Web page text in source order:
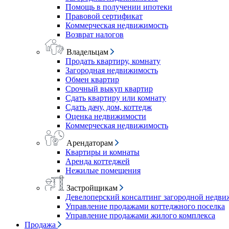
Помощь в получении ипотеки
Правовой сертификат
Коммерческая недвижимость
Возврат налогов
Владельцам
Продать квартиру, комнату
Загородная недвижимость
Обмен квартир
Срочный выкуп квартир
Сдать квартиру или комнату
Сдать дачу, дом, коттедж
Оценка недвижимости
Коммерческая недвижимость
Арендаторам
Квартиры и комнаты
Аренда коттеджей
Нежилые помещения
Застройщикам
Девелоперский консалтинг загородной
Управление продажами коттеджного поселка
Управление продажами жилого комплекса
Продажа